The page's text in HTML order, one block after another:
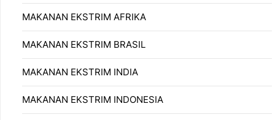
MAKANAN EKSTRIM AFRIKA
MAKANAN EKSTRIM BRASIL
MAKANAN EKSTRIM INDIA
MAKANAN EKSTRIM INDONESIA